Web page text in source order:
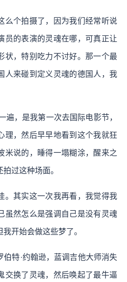
么个拍摄了，因为我们经常听说
员的表演的灵魂在哪，可真正让
状，特别吃力不讨好。那一个最
人来碰到定义灵魂的德国人，我
遍，是我第一次去国际电影节，
理，然后早早地看到这个我就狂
米说的，睡得一塌糊涂，醒来之
过这种场面。
。其实这一次我再看，我觉得我
虽然怎么是强调自己是没有灵魂
开始会做这些梦了。
特·约翰逊，蓝调吉他大师消失
交换了灵魂，然后唤起了最牛逼